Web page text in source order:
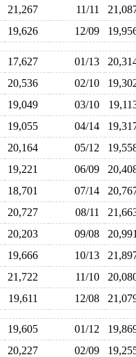
21,267 11/11
19,626 12/09
17,627 01/13
20,536 02/10
19,049 03/10
19,055 04/14
20,164 05/12
19,221 06/09
18,701 07/14
20,727 08/11
20,203 09/08
19,666 10/13
21,722 11/10
19,611 12/08
19,605 01/12
20,227 02/09